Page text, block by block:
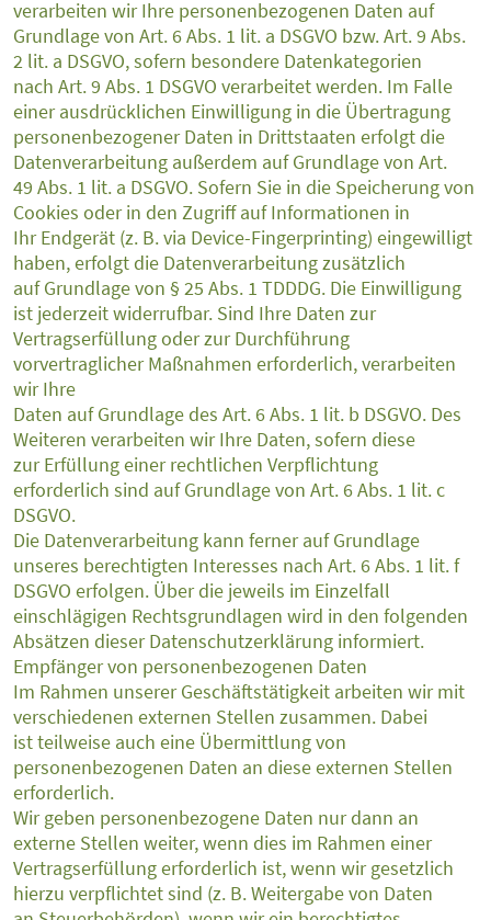
verarbeiten wir Ihre personenbezogenen Daten auf
Grundlage von Art. 6 Abs. 1 lit. a DSGVO bzw. Art. 9 Abs.
2 lit. a DSGVO, sofern besondere Datenkategorien
nach Art. 9 Abs. 1 DSGVO verarbeitet werden. Im Falle
einer ausdrücklichen Einwilligung in die Übertragung
personenbezogener Daten in Drittstaaten erfolgt die
Datenverarbeitung außerdem auf Grundlage von Art.
49 Abs. 1 lit. a DSGVO. Sofern Sie in die Speicherung von
Cookies oder in den Zugriff auf Informationen in
Ihr Endgerät (z. B. via Device-Fingerprinting) eingewilligt
haben, erfolgt die Datenverarbeitung zusätzlich
auf Grundlage von § 25 Abs. 1 TDDDG. Die Einwilligung
ist jederzeit widerrufbar. Sind Ihre Daten zur
Vertragserfüllung oder zur Durchführung
vorvertraglicher Maßnahmen erforderlich, verarbeiten
wir Ihre
Daten auf Grundlage des Art. 6 Abs. 1 lit. b DSGVO. Des
Weiteren verarbeiten wir Ihre Daten, sofern diese
zur Erfüllung einer rechtlichen Verpflichtung
erforderlich sind auf Grundlage von Art. 6 Abs. 1 lit. c
DSGVO.
Die Datenverarbeitung kann ferner auf Grundlage
unseres berechtigten Interesses nach Art. 6 Abs. 1 lit. f
DSGVO erfolgen. Über die jeweils im Einzelfall
einschlägigen Rechtsgrundlagen wird in den folgenden
Absätzen dieser Datenschutzerklärung informiert.
Empfänger von personenbezogenen Daten
Im Rahmen unserer Geschäftstätigkeit arbeiten wir mit
verschiedenen externen Stellen zusammen. Dabei
ist teilweise auch eine Übermittlung von
personenbezogenen Daten an diese externen Stellen
erforderlich.
Wir geben personenbezogene Daten nur dann an
externe Stellen weiter, wenn dies im Rahmen einer
Vertragserfüllung erforderlich ist, wenn wir gesetzlich
hierzu verpflichtet sind (z. B. Weitergabe von Daten